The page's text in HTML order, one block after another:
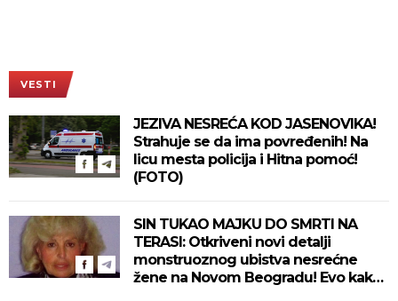
VESTI
JEZIVA NESREĆA KOD JASENOVIKA!
Strahuje se da ima povređenih! Na
licu mesta policija i Hitna pomoć!
(FOTO)
SIN TUKAO MAJKU DO SMRTI NA
TERASI: Otkriveni novi detalji
monstruoznog ubistva nesrećne
žene na Novom Beogradu! Evo kako